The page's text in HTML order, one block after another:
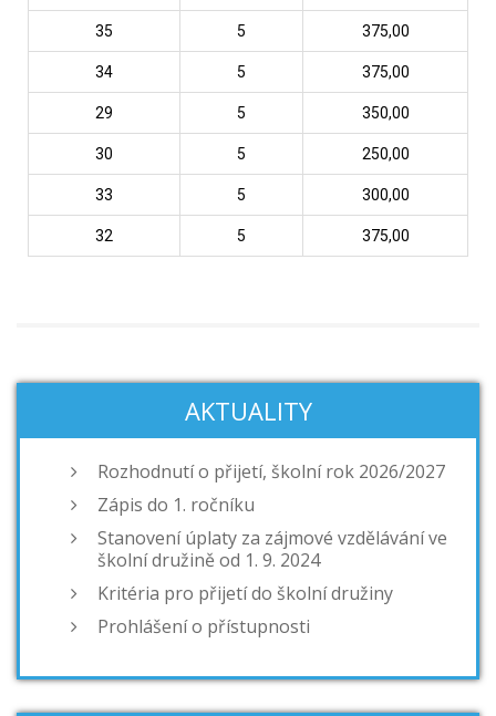
35 5 375,00
34 5 375,00
29 5 350,00
30 5 250,00
33 5 300,00
32 5 375,00
AKTUALITY
Rozhodnutí o přijetí, školní rok 2026/2027
Zápis do 1. ročníku
Stanovení úplaty za zájmové vzdělávání ve
školní družině od 1. 9. 2024
Kritéria pro přijetí do školní družiny
Prohlášení o přístupnosti